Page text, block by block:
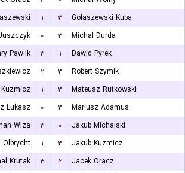
۱ ۳
Golaszewski Kuba
۰ ۳
Michal Durda
Pawlik
۳ ۱
Dawid Pyrek
۲ ۳
Robert Szymik
۱ ۳
Mateusz Rutkowski
Lukasz
۰ ۳
Mariusz Adamus
Wiza
۳ ۰
Jakub Michalski
Olbrycht
۱ ۳
Jakub Kuzmicz
Krutak
۳ ۲
Jacek Oracz